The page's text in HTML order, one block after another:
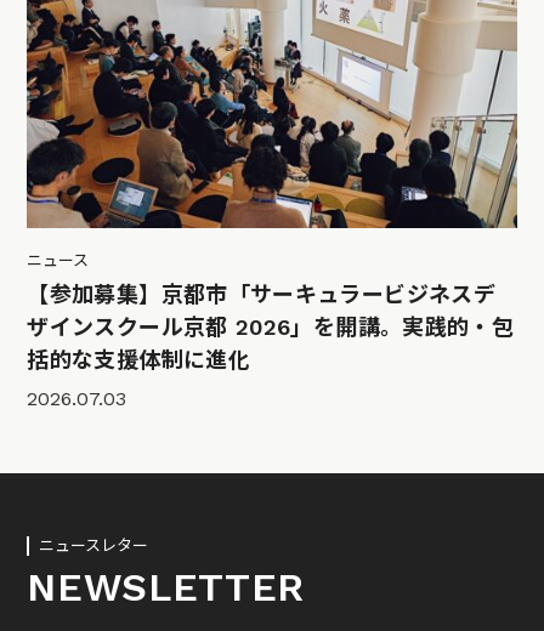
ニュース
【参加募集】京都市「サーキュラービジネスデ
ザインスクール京都 2026」を開講。実践的・包
括的な支援体制に進化
2026.07.03
ニュースレター
NEWSLETTER